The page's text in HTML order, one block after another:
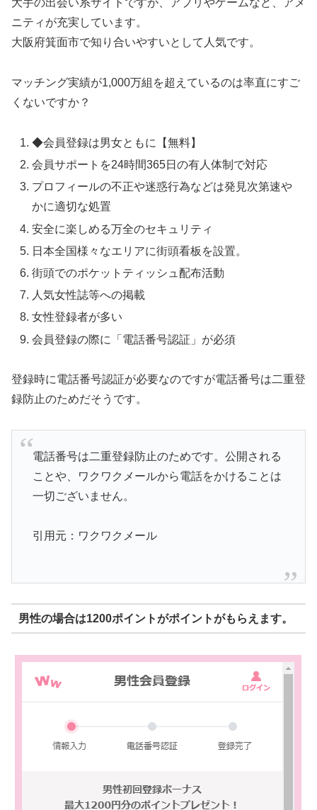
大手の出会い系サイトですが、アプリやゲームなど、アメ
ニティが充実しています。
大阪府箕面市で知り合いやすいとして人気です。
マッチング実績が1,000万組を超えているのは率直にすご
くないですか？
◆会員登録は男女ともに【無料】
会員サポートを24時間365日の有人体制で対応
プロフィールの不正や迷惑行為などは発見次第速や
かに適切な処置
安全に楽しめる万全のセキュリティ
日本全国様々なエリアに街頭看板を設置。
街頭でのポケットティッシュ配布活動
人気女性誌等への掲載
女性登録者が多い
会員登録の際に「電話番号認証」が必須
登録時に電話番号認証が必要なのですが電話番号は二重登
録防止のためだそうです。
電話番号は二重登録防止のためです。公開される
ことや、ワクワクメールから電話をかけることは
一切ございません。
引用元：ワクワクメール
男性の場合は1200ポイントがポイントがもらえます。